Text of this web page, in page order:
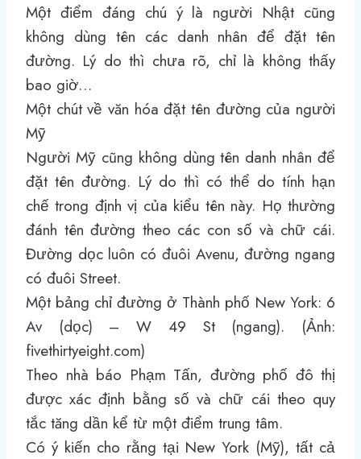
Một điểm đáng chú ý là người Nhật cũng
không dùng tên các danh nhân để đặt tên
đường. Lý do thì chưa rõ, chỉ là không thấy
bao giờ…
Một chút về văn hóa đặt tên đường của người
Mỹ
Người Mỹ cũng không dùng tên danh nhân để
đặt tên đường. Lý do thì có thể do tính hạn
chế trong định vị của kiểu tên này. Họ thường
đánh tên đường theo các con số và chữ cái.
Đường dọc luôn có đuôi Avenu, đường ngang
có đuôi Street.
Một bảng chỉ đường ở Thành phố New York: 6
Av (dọc) – W 49 St (ngang). (Ảnh:
fivethirtyeight.com)
Theo nhà báo Phạm Tấn, đường phố đô thị
được xác định bằng số và chữ cái theo quy
tắc tăng dần kể từ một điểm trung tâm.
Có ý kiến cho rằng tại New York (Mỹ), tất cả